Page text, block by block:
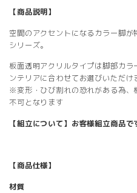
【商品説明】
空間のアクセントになるカラー脚
シリーズ。
板面透明アクリルタイプは脚部カ
ンテリアに合わせてお選びいただけ
※変形・ひび割れの恐れがある為、
不可となります
【組立について】お客様組立商品
【商品仕様】
材質